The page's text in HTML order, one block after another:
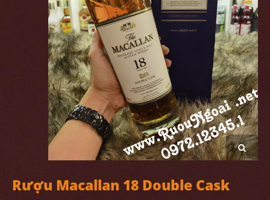
Rượu Macallan 18 Double Cask